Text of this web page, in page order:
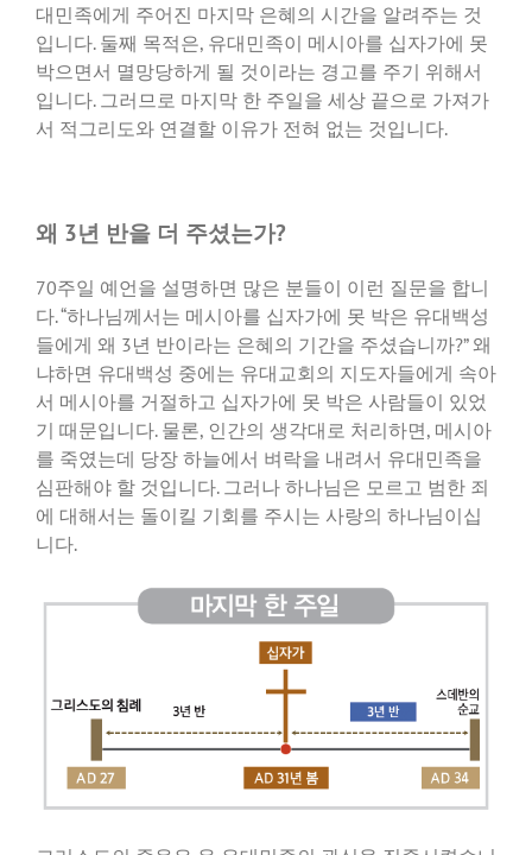
대민족에게 주어진 마지막 은혜의 시간을 알려주는 것
입니다. 둘째 목적은, 유대민족이 메시아를 십자가에 못
박으면서 멸망당하게 될 것이라는 경고를 주기 위해서
입니다. 그러므로 마지막 한 주일을 세상 끝으로 가져가
서 적그리도와 연결할 이유가 전혀 없는 것입니다.
왜 3년 반을 더 주셨는가?
70주일 예언을 설명하면 많은 분들이 이런 질문을 합니
다. “하나님께서는 메시아를 십자가에 못 박은 유대백성
들에게 왜 3년 반이라는 은혜의 기간을 주셨습니까?” 왜
냐하면 유대백성 중에는 유대교회의 지도자들에게 속아
서 메시아를 거절하고 십자가에 못 박은 사람들이 있었
기 때문입니다. 물론, 인간의 생각대로 처리하면, 메시아
를 죽였는데 당장 하늘에서 벼락을 내려서 유대민족을
심판해야 할 것입니다. 그러나 하나님은 모르고 범한 죄
에 대해서는 돌이킬 기회를 주시는 사랑의 하나님이십
니다.